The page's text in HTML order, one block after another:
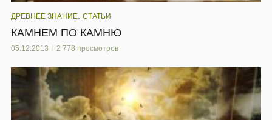
ДРЕВНЕЕ ЗНАНИЕ, СТАТЬИ
КАМНЕМ ПО КАМНЮ
05.12.2013 2 778 просмотров